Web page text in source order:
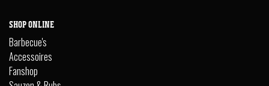
SHOP ONLINE
Barbecue's
Accessoires
Fanshop